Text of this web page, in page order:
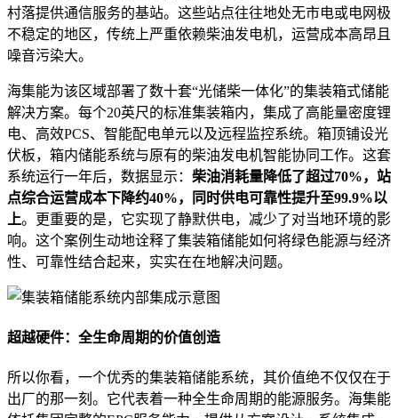
村落提供通信服务的基站。这些站点往往地处无市电或电网极
不稳定的地区，传统上严重依赖柴油发电机，运营成本高昂且
噪音污染大。
海集能为该区域部署了数十套“光储柴一体化”的集装箱式储能
解决方案。每个20英尺的标准集装箱内，集成了高能量密度锂
电、高效PCS、智能配电单元以及远程监控系统。箱顶铺设光
伏板，箱内储能系统与原有的柴油发电机智能协同工作。这套
系统运行一年后，数据显示： 柴油消耗量降低了超过70%，站
点综合运营成本下降约40%，同时供电可靠性提升至99.9%以
上。更重要的是，它实现了静默供电，减少了对当地环境的影
响。这个案例生动地诠释了集装箱储能如何将绿色能源与经济
性、可靠性结合起来，实实在在地解决问题。
超越硬件：全生命周期的价值创造
所以你看，一个优秀的集装箱储能系统，其价值绝不仅仅在于
出厂的那一刻。它代表着一种全生命周期的能源服务。海集能